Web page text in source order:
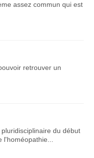
assez commun qui est
retrouver un
du début